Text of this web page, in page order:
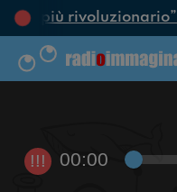
più rivoluzionario”
!!! 00:00